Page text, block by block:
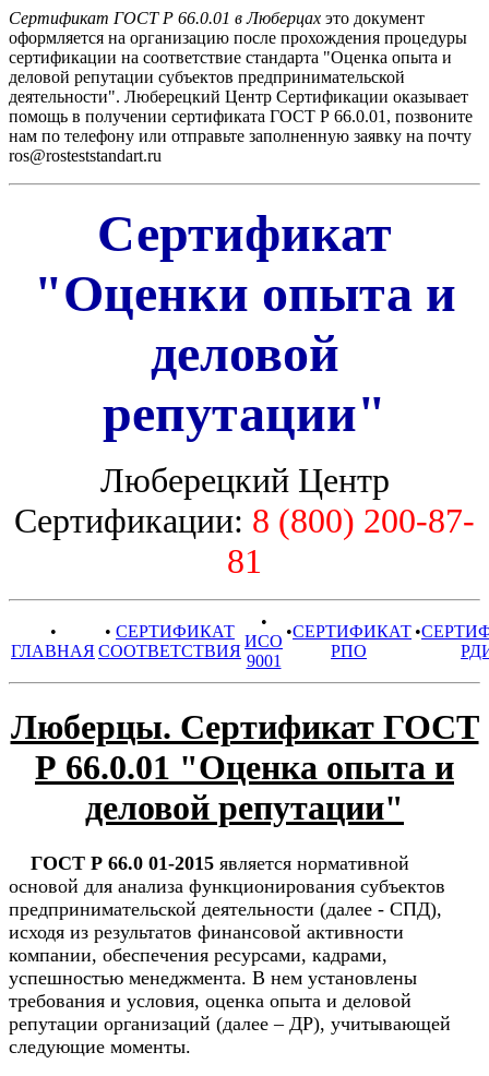
Сертификат ГОСТ Р 66.0.01 в Люберцах это документ
оформляется на организацию после прохождения процедуры
сертификации на соответствие стандарта "Оценка опыта и
деловой репутации субъектов предпринимательской
деятельности". Люберецкий Центр Сертификации оказывает
помощь в получении сертификата ГОСТ Р 66.0.01, позвоните
нам по телефону или отправьте заполненную заявку на почту
ros@rosteststandart.ru
Сертификат
"Оценки опыта и
деловой
репутации"
Люберецкий Центр
Сертификации: 8 (800) 200-87-
81
•
ГЛАВНАЯ
• СЕРТИФИКАТ
СООТВЕТСТВИЯ
•
ИСО
9001
•СЕРТИФИКАТ
РПО
•
Люберцы. Сертификат ГОСТ
Р 66.0.01 "Оценка опыта и
деловой репутации"
ГОСТ Р 66.0 01-2015 является нормативной
основой для анализа функционирования субъектов
предпринимательской деятельности (далее - СПД),
исходя из результатов финансовой активности
компании, обеспечения ресурсами, кадрами,
успешностью менеджмента. В нем установлены
требования и условия, оценка опыта и деловой
репутации организаций (далее – ДР), учитывающей
следующие моменты.